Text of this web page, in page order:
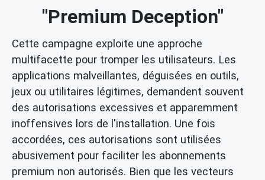
"Premium Deception"
Cette campagne exploite une approche
multifacette pour tromper les utilisateurs. Les
applications malveillantes, déguisées en outils,
jeux ou utilitaires légitimes, demandent souvent
des autorisations excessives et apparemment
inoffensives lors de l'installation. Une fois
accordées, ces autorisations sont utilisées
abusivement pour faciliter les abonnements
premium non autorisés. Bien que les vecteurs